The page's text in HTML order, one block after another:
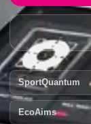
SportQuantum
EcoAims